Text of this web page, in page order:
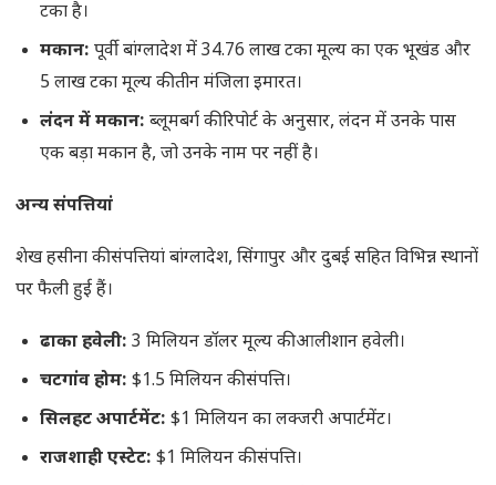
टका है।
मकान: पूर्वी बांग्लादेश में 34.76 लाख टका मूल्य का एक भूखंड और
5 लाख टका मूल्य की तीन मंजिला इमारत।
लंदन में मकान: ब्लूमबर्ग की रिपोर्ट के अनुसार, लंदन में उनके पास
एक बड़ा मकान है, जो उनके नाम पर नहीं है।
अन्य संपत्तियां
शेख हसीना की संपत्तियां बांग्लादेश, सिंगापुर और दुबई सहित विभिन्न स्थानों
पर फैली हुई हैं।
ढाका हवेली: 3 मिलियन डॉलर मूल्य की आलीशान हवेली।
चटगांव होम: $1.5 मिलियन की संपत्ति।
सिलहट अपार्टमेंट: $1 मिलियन का लक्जरी अपार्टमेंट।
राजशाही एस्टेट: $1 मिलियन की संपत्ति।